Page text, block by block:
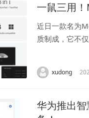
一鼠三用
近日一款名为
质制成，它不
xudong
华为推出